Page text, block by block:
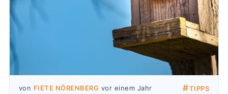
von FIETE NÖRENBERG vor einem Jahr #TIPPS